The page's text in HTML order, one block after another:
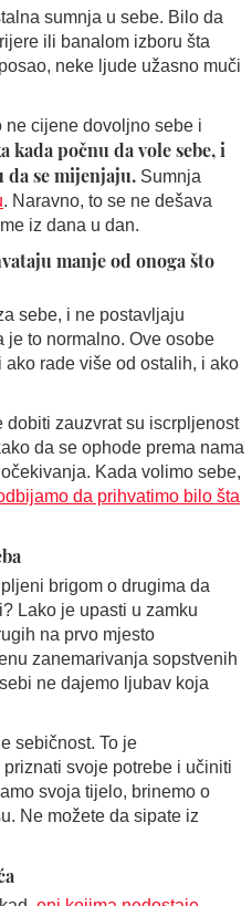
sumnja u sebe. Bilo da
ili banalom izboru šta
neke ljude užasno muči
ne cijene dovoljno sebe i
kada počnu da vole sebe, i
da se mijenjaju. Sumnja
. Naravno, to se ne dešava
iz dana u dan.
manje od onoga što
sebe, i ne postavljaju
je to normalno. Ove osobe
rade više od ostalih, i ako
zauzvrat su iscrpljenost
da se ophode prema nama
Kada volimo sebe,
da prihvatimo bilo šta
brigom o drugima da
Lako je upasti u zamku
na prvo mjesto
zanemarivanja sopstvenih
ne dajemo ljubav koja
sebičnost. To je
svoje potrebe i učiniti
svoja tijelo, brinemo o
Ne možete da sipate iz